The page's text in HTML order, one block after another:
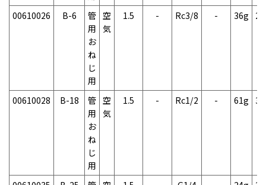
00610026 B-6
管
用
お
ね
じ
用
空
気
1.5 - Rc3/8 - 36g
00610028 B-18
管
用
お
ね
じ
用
空
気
1.5 - Rc1/2 - 61g